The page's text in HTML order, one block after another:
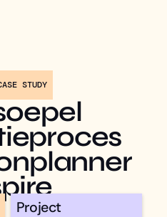
STUDY
Project